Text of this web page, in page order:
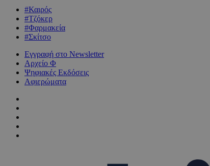
#Καιρός
#Τζόκερ
#Φαρμακεία
#Σκίτσο
Εγγραφή στο Newsletter
Αρχείο Φ
Ψηφιακές Εκδόσεις
Αφιερώματα